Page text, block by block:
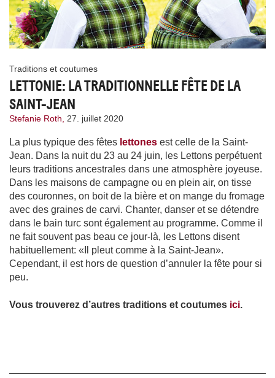
Traditions et coutumes
LETTONIE: LA TRADITIONNELLE FÊTE DE LA
SAINT-JEAN
Stefanie Roth, 27. juillet 2020
La plus typique des fêtes lettones est celle de la Saint-
Jean. Dans la nuit du 23 au 24 juin, les Lettons perpétuent
leurs traditions ancestrales dans une atmosphère joyeuse.
Dans les maisons de campagne ou en plein air, on tisse
des couronnes, on boit de la bière et on mange du fromage
avec des graines de carvi. Chanter, danser et se détendre
dans le bain turc sont également au programme. Comme il
ne fait souvent pas beau ce jour-là, les Lettons disent
habituellement: «Il pleut comme à la Saint-Jean».
Cependant, il est hors de question d’annuler la fête pour si
peu.
Vous trouverez d’autres traditions et coutumes ici.